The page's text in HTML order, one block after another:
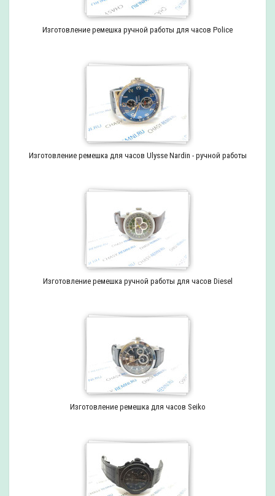
Изготовление ремешка ручной работы для часов Police
Изготовление ремешка для часов Ulysse Nardin - ручной работы
Изготовление ремешка ручной работы для часов Diesel
Изготовление ремешка для часов Seiko